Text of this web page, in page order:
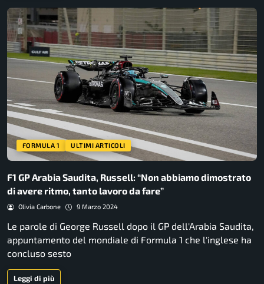
FORMULA 1 ULTIMI ARTICOLI
F1 GP Arabia Saudita, Russell: “Non abbiamo dimostrato
di avere ritmo, tanto lavoro da fare”
Olivia Carbone 9 Marzo 2024
Le parole di George Russell dopo il GP dell'Arabia Saudita,
appuntamento del mondiale di Formula 1 che l'inglese ha
concluso sesto
Leggi di più